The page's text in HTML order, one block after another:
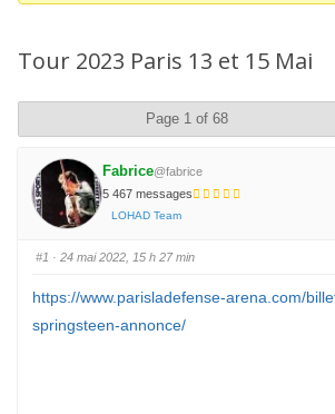
Tour 2023 Paris 13 et 15 Mai
Page 1 of 68
Fabrice@fabrice
5 467 messages
LOHAD Team
#1 · 24 mai 2022, 15 h 27 min
https://www.parisladefense-arena.com/
springsteen-annonce/